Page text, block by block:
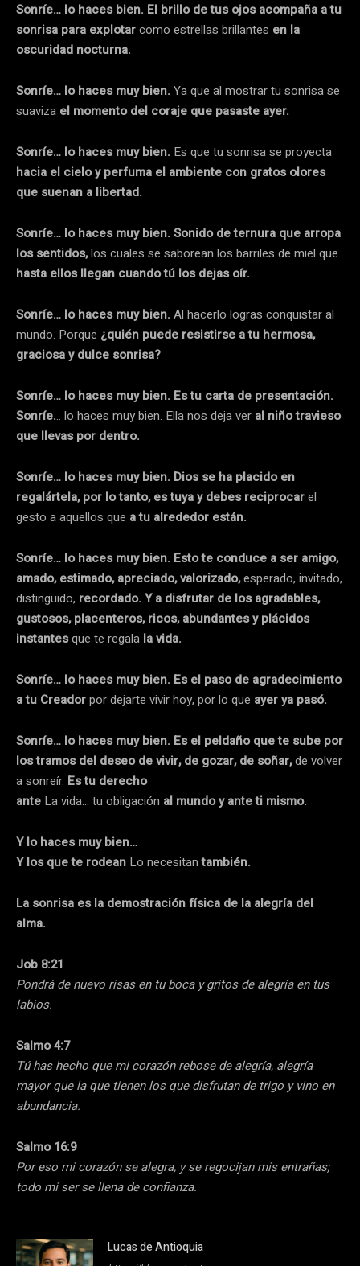
Sonríe… lo haces bien. El brillo de tus ojos acompaña a tu
sonrisa para explotarcomo estrellas brillantes en la
oscuridad nocturna.
Sonríe… lo haces muy bien. Ya que al mostrar tu sonrisa se
suaviza el momento del coraje que pasaste ayer.
Sonríe… lo haces muy bien. Es que tu sonrisa se proyecta
hacia el cielo y perfuma el ambiente con gratos olores
que suenan a libertad.
Sonríe… lo haces muy bien. Sonido de ternura que arropa
los sentidos,los cuales se saborean los barriles de miel que
hasta ellos llegan cuando tú los dejas oír.
Sonríe… lo haces muy bien. Al hacerlo logras conquistar al
mundo. Porque ¿quién puede resistirse a tu hermosa,
graciosa y dulce sonrisa?
Sonríe… lo haces muy bien. Es tu carta de presentación.
Sonríe... lo haces muy bien. Ella nos deja ver al niño travieso
que llevas por dentro.
Sonríe… lo haces muy bien. Dios se ha placido en
regalártela, por lo tanto, es tuya y debes reciprocarel
gesto a aquellos que a tu alrededor están.
Sonríe… lo haces muy bien. Esto te conduce a ser amigo,
amado, estimado, apreciado, valorizado,esperado, invitado,
distinguido, recordado. Y a disfrutar de los agradables,
gustosos, placenteros, ricos, abundantes y plácidos
instantesque te regala la vida.
Sonríe… lo haces muy bien. Es el paso de agradecimiento
a tu Creadorpor dejarte vivir hoy, por lo que ayer ya pasó.
Sonríe… lo haces muy bien. Es el peldaño que te sube por
los tramos del deseo de vivir, de gozar, de soñar,de volver
a sonreír. Es tu derecho
ante La vida… tu obligación al mundo y ante ti mismo.
Y lo haces muy bien…
Y los que te rodean Lo necesitantambién.
La sonrisa es la demostración física de la alegría del
alma.
Job 8:21
Pondrá de nuevo risas en tu boca y gritos de alegría en tus
labios.
Salmo 4:7
Tú has hecho que mi corazón rebose de alegría, alegría
mayor que la que tienen los que disfrutan de trigo y vino en
abundancia.
Salmo 16:9
Por eso mi corazón se alegra, y se regocijan mis entrañas;
todo mi ser se llena de confianza.
Lucas de Antioquia